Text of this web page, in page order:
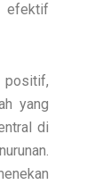
efektif
positif,
yang
di